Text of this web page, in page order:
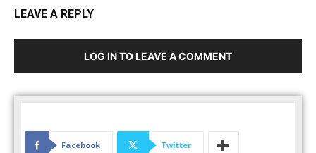
LEAVE A REPLY
LOG IN TO LEAVE A COMMENT
Facebook Twitter